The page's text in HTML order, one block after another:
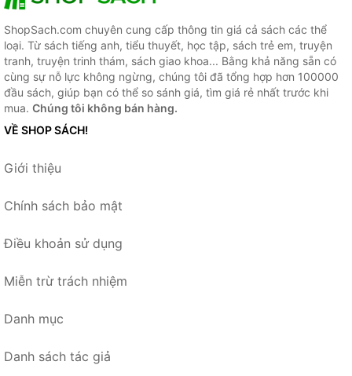
ShopSach.com chuyên cung cấp thông tin giá cả sách các thể
loại. Từ sách tiếng anh, tiểu thuyết, học tập, sách trẻ em, truyện
tranh, truyện trinh thám, sách giao khoa... Bằng khả năng sẵn có
cùng sự nỗ lực không ngừng, chúng tôi đã tổng hợp hơn 100000
đầu sách, giúp bạn có thể so sánh giá, tìm giá rẻ nhất trước khi
mua. Chúng tôi không bán hàng.
VỀ SHOP SÁCH!
Giới thiệu
Chính sách bảo mật
Điều khoản sử dụng
Miễn trừ trách nhiệm
Danh mục
Danh sách tác giả